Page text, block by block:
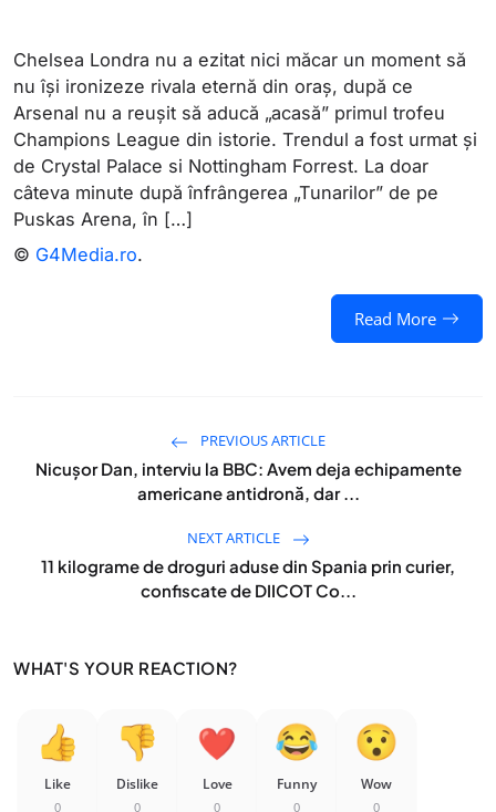
Chelsea Londra nu a ezitat nici măcar un moment să
nu își ironizeze rivala eternă din oraș, după ce
Arsenal nu a reușit să aducă „acasă” primul trofeu
Champions League din istorie. Trendul a fost urmat și
de Crystal Palace si Nottingham Forrest. La doar
câteva minute după înfrângerea „Tunarilor” de pe
Puskas Arena, în […]
© G4Media.ro.
Read More
PREVIOUS ARTICLE
Nicușor Dan, interviu la BBC: Avem deja echipamente
americane antidronă, dar ...
NEXT ARTICLE
11 kilograme de droguri aduse din Spania prin curier,
confiscate de DIICOT Co...
WHAT'S YOUR REACTION?
Like
0
Dislike
0
Love
0
Funny
0
Wow
0